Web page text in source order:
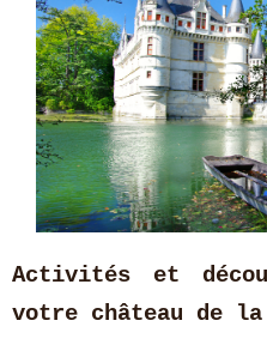
Activités et
votre château de